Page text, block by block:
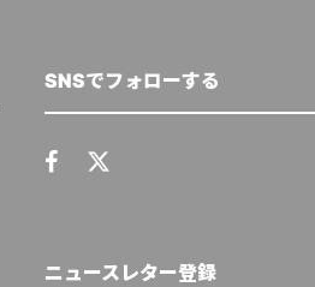
SNSでフォローする
ニュースレター登録